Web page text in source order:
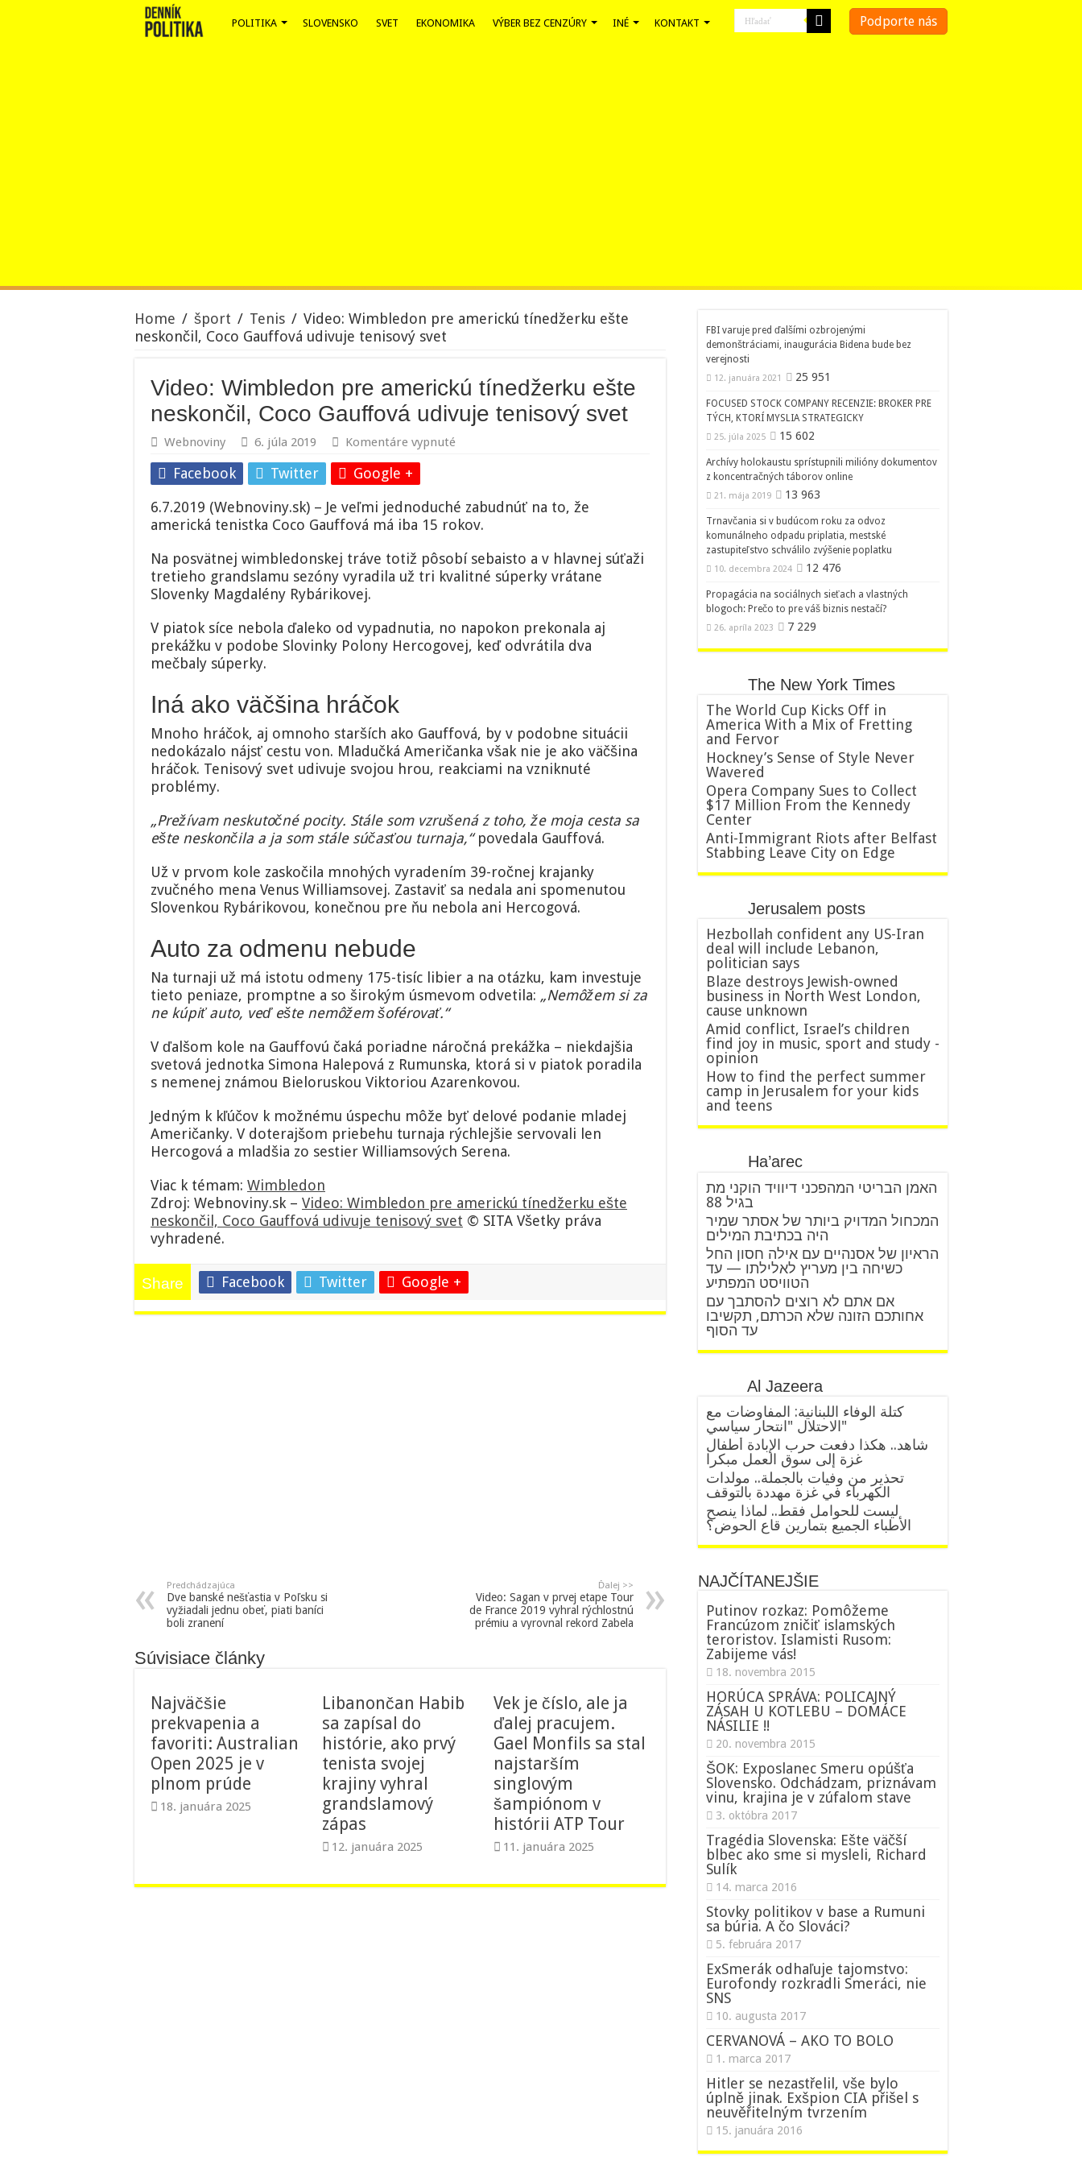
POLITIKA SLOVENSKO SVET EKONOMIKA VÝBER BEZ CENZÚRY INÉ KONTAKT Podporte nás
Home / šport / Tenis / Video: Wimbledon pre americkú tínedžerku ešte
neskončil, Coco Gauffová udivuje tenisový svet
Video: Wimbledon pre americkú tínedžerku ešte
neskončil, Coco Gauffová udivuje tenisový svet
Webnoviny 6. júla 2019 Komentáre vypnuté
americkú
tínedžerku
ešte
Coco
Gauffová
udivuje
Facebook Twitter
Google +
6.7.2019 (Webnoviny.sk) – Je veľmi jednoduché zabudnúť na to, že
americká tenistka Coco Gauffová má iba 15 rokov.
Na posvätnej wimbledonskej tráve totiž pôsobí sebaisto a v hlavnej súťaži
tretieho grandslamu sezóny vyradila už tri kvalitné súperky vrátane
Slovenky Magdalény Rybárikovej.
V piatok síce nebola ďaleko od vypadnutia, no napokon prekonala aj
prekážku v podobe Slovinky Polony Hercogovej, keď odvrátila dva
mečbaly súperky.
Iná ako väčšina hráčok
Mnoho hráčok, aj omnoho starších ako Gauffová, by v podobne situácii
nedokázalo nájsť cestu von. Mladučká Američanka však nie je ako väčšina
hráčok. Tenisový svet udivuje svojou hrou, reakciami na vzniknuté
problémy.
„Prežívam neskutočné pocity. Stále som vzrušená z toho, že moja cesta sa
ešte neskončila a ja som stále súčasťou turnaja,“povedala Gauffová.
Už v prvom kole zaskočila mnohých vyradením 39-ročnej krajanky
zvučného mena Venus Williamsovej. Zastaviť sa nedala ani spomenutou
Slovenkou Rybárikovou, konečnou pre ňu nebola ani Hercogová.
Auto za odmenu nebude
Na turnaji už má istotu odmeny 175-tisíc libier a na otázku, kam investuje
tieto peniaze, promptne a so širokým úsmevom odvetila: „Nemôžem si za
ne kúpiť auto, veď ešte nemôžem šoférovať.“
V ďalšom kole na Gauffovú čaká poriadne náročná prekážka – niekdajšia
svetová jednotka Simona Halepová z Rumunska, ktorá si v piatok poradila
s nemenej známou Bieloruskou Viktoriou Azarenkovou.
Jedným k kľúčov k možnému úspechu môže byť delové podanie mladej
Američanky. V doterajšom priebehu turnaja rýchlejšie servovali len
Hercogová a mladšia zo sestier Williamsových Serena.
Viac k témam: Wimbledon
Zdroj: Webnoviny.sk – Video: Wimbledon pre americkú tínedžerku ešte
neskončil, Coco Gauffová udivuje tenisový svet © SITA Všetky práva
vyhradené.
Share Facebook Twitter Google +
Predchádzajúca
Dve banské nešťastia v Poľsku si
vyžiadali jednu obeť, piati baníci
boli zranení
Ďalej >>
Video: Sagan v prvej etape Tour
de France 2019 vyhral rýchlostnú
prémiu a vyrovnal rekord Zabela
Súvisiace články
Najväčšie
prekvapenia a
favoriti: Australian
Open 2025 je v
plnom prúde
18. januára 2025
Libanončan Habib
sa zapísal do
histórie, ako prvý
tenista svojej
krajiny vyhral
grandslamový
zápas
12. januára 2025
Vek je číslo, ale ja
ďalej pracujem.
Gael Monfils sa stal
najstarším
singlovým
šampiónom v
histórii ATP Tour
11. januára 2025
FBI varuje pred ďalšími ozbrojenými
demonštráciami, inaugurácia Bidena bude bez
verejnosti
12. januára 2021 25 951
FOCUSED STOCK COMPANY RECENZIE: BROKER PRE
TÝCH, KTORÍ MYSLIA STRATEGICKY
25. júla 2025 15 602
Archívy holokaustu sprístupnili milióny dokumentov
z koncentračných táborov online
21. mája 2019 13 963
Trnavčania si v budúcom roku za odvoz
komunálneho odpadu priplatia, mestské
zastupiteľstvo schválilo zvýšenie poplatku
10. decembra 2024 12 476
Propagácia na sociálnych sieťach a vlastných
blogoch: Prečo to pre váš biznis nestačí?
26. apríla 2023 7 229
The New York Times
The World Cup Kicks Off in
America With a Mix of Fretting
and Fervor
Hockney’s Sense of Style Never
Wavered
Opera Company Sues to Collect
$17 Million From the Kennedy
Center
Anti-Immigrant Riots after Belfast
Stabbing Leave City on Edge
Jerusalem posts
Hezbollah confident any US-Iran
deal will include Lebanon,
politician says
Blaze destroys Jewish-owned
business in North West London,
cause unknown
Amid conflict, Israel’s children
find joy in music, sport and study -
opinion
How to find the perfect summer
camp in Jerusalem for your kids
and teens
Ha’arec
האמן הבריטי המהפכני דיוויד הוקני מת
בגיל 88
המכחול המדויק ביותר של אסתר שמיר
היה בכתיבת המילים
הראיון של אסנהיים עם אילה חסון החל
כשיחה בין מעריץ לאלילתו — עד
הטוויסט המפתיע
אם אתם לא רוצים להסתבך עם
אחותכם הזונה שלא הכרתם, תקשיבו
עד הסוף
Al Jazeera
كتلة الوفاء اللبنانية: المفاوضات مع
الاحتلال "انتحار سياسي"
شاهد.. هكذا دفعت حرب الإبادة أطفال
غزة إلى سوق العمل مبكرا
تحذير من وفيات بالجملة.. مولدات
الكهرباء في غزة مهددة بالتوقف
ليست للحوامل فقط.. لماذا ينصح
الأطباء الجميع بتمارين قاع الحوض؟
NAJČÍTANEJŠIE
Putinov rozkaz: Pomôžeme
Francúzom zničiť islamských
teroristov. Islamisti Rusom:
Zabijeme vás!
18. novembra 2015
HORÚCA SPRÁVA: POLICAJNÝ
ZÁSAH U KOTLEBU – DOMÁCE
NÁSILIE !!
20. novembra 2015
ŠOK: Exposlanec Smeru opúšťa
Slovensko. Odchádzam, priznávam
vinu, krajina je v zúfalom stave
3. októbra 2017
Tragédia Slovenska: Ešte väčší
blbec ako sme si mysleli, Richard
Sulík
14. marca 2016
Stovky politikov v base a Rumuni
sa búria. A čo Slováci?
5. februára 2017
ExSmerák odhaľuje tajomstvo:
Eurofondy rozkradli Smeráci, nie
SNS
10. augusta 2017
CERVANOVÁ – AKO TO BOLO
1. marca 2017
Hitler se nezastřelil, vše bylo
úplně jinak. Exšpion CIA přišel s
neuvěřitelným tvrzením
15. januára 2016